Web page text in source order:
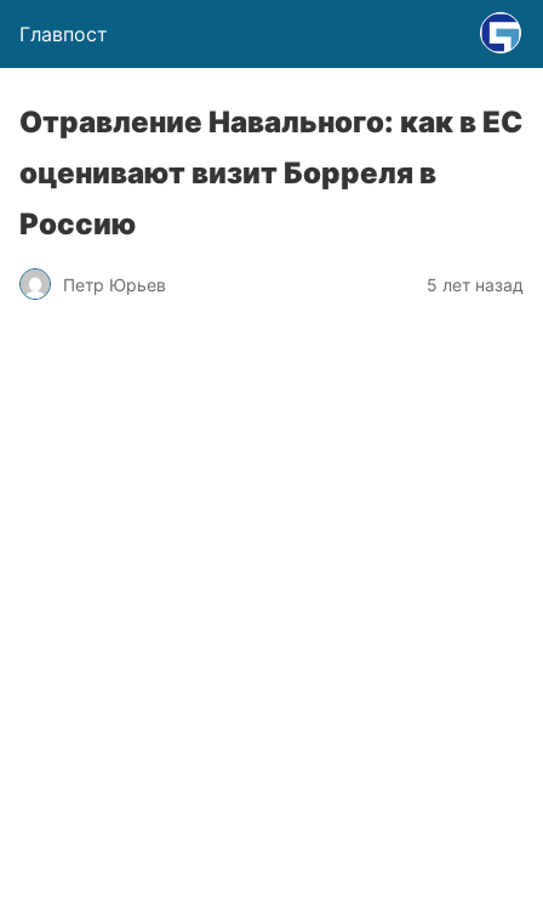
Главпост
Отравление Навального: как в ЕС
оценивают визит Борреля в
Россию
Петр Юрьев 5 лет назад